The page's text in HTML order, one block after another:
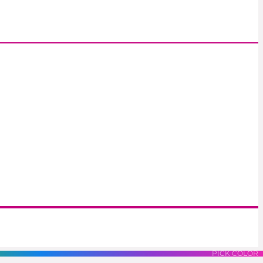
PICK COLOR